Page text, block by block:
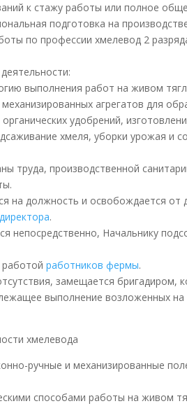
к стажу работы или полное
подготовка на
по профессии хмелевод 2
выполнения работ на живом
агрегатов для
удобрений,
хмеля, уборки урожая и
труда, производственной
на должность и освобождается от
.
непосредственно, Начальнику
работойработников фермы.
замещается бригадиром,
выполнение возложенных на
хмелевода
ручные и механизированные
способами работы на живом